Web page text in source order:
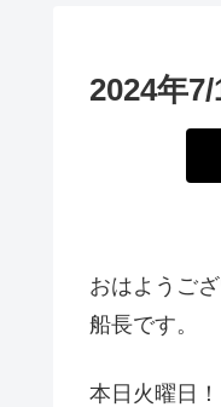
2024年
おはようござ
船長です。
本日火曜日！